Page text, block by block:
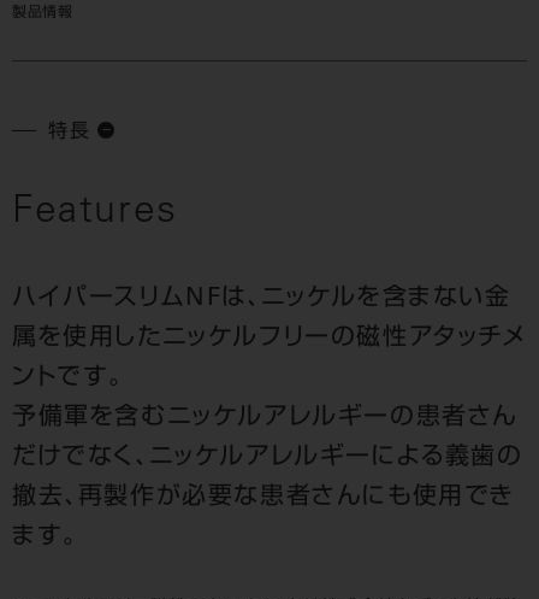
製品情報
特長
Features
ハイパースリムNFは、ニッケルを含まない金
属を使用したニッケルフリーの磁性アタッチメ
ントです。
予備軍を含むニッケルアレルギーの患者さん
だけでなく、ニッケルアレルギーによる義歯の
撤去、再製作が必要な患者さんにも使用でき
ます。